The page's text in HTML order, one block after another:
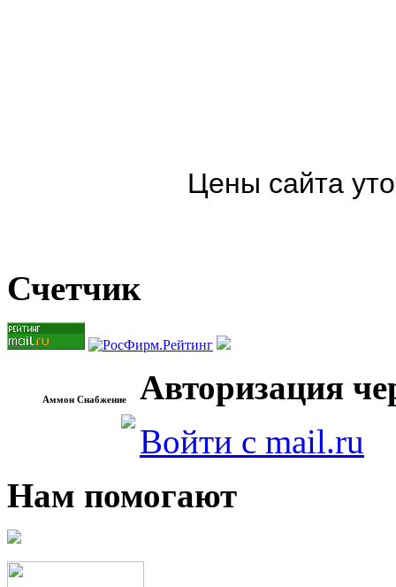
Цены сайта
Счетчик
Аммон Снабжение
Авторизация
Войти с mail.ru
Нам помогают